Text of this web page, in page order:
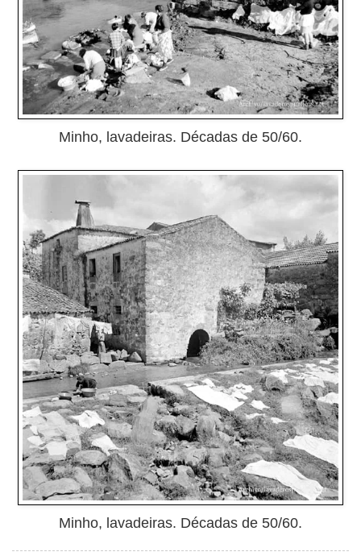
Minho, lavadeiras. Décadas de 50/60.
Minho, lavadeiras. Décadas de 50/60.